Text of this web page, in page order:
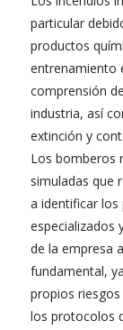
particular
productos
entrenamiento
comprensión
industria, así
extinción y
Los bomberos
simuladas que
a identificar los
especializados
de la empresa
fundamental,
propios
los protocolos